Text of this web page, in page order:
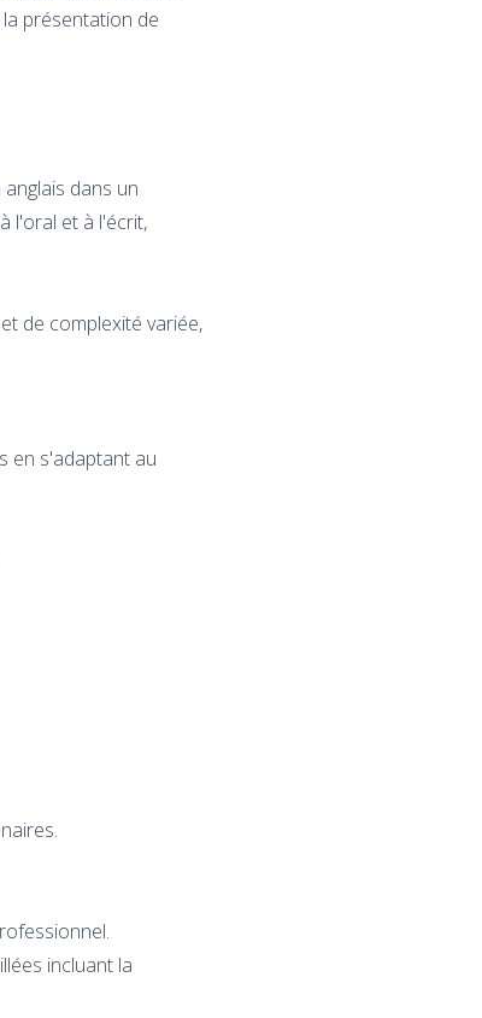
présentation de
dans un
l'oral et à l'écrit,
de complexité variée,
en s'adaptant au
incluant la